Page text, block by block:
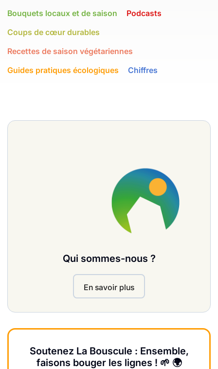
Bouquets locaux et de saison
Podcasts
Coups de cœur durables
Recettes de saison végétariennes
Guides pratiques écologiques
Chiffres
Qui sommes-nous ?
En savoir plus
Soutenez La Bouscule : Ensemble,
faisons bouger les lignes ! 🌱 🌍